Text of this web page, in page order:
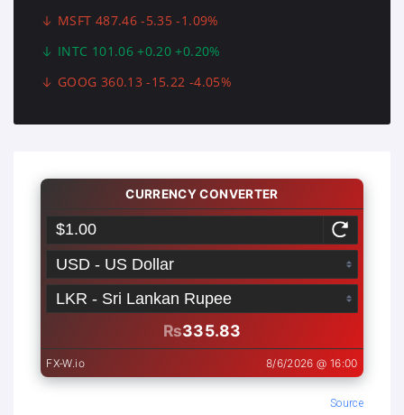
MSFT 487.46 -5.35 -1.09%
INTC 101.06 +0.20 +0.20%
GOOG 360.13 -15.22 -4.05%
Source